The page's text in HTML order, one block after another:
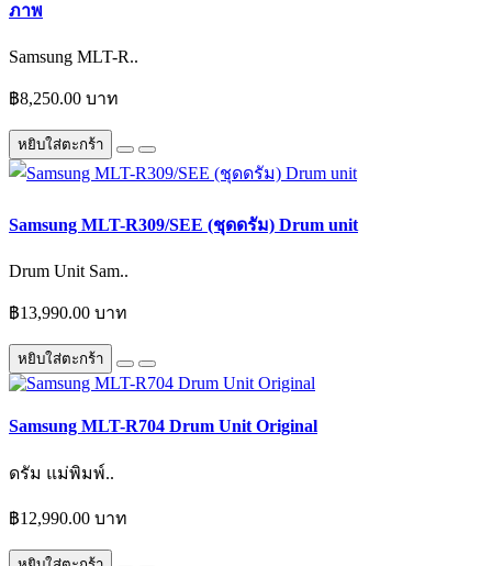
ภาพ
Samsung MLT-R..
฿8,250.00 บาท
หยิบใส่ตะกร้า
Samsung MLT-R309/SEE (ชุดดรัม) Drum unit
Drum Unit Sam..
฿13,990.00 บาท
หยิบใส่ตะกร้า
Samsung MLT-R704 Drum Unit Original
ดรัม แม่พิมพ์..
฿12,990.00 บาท